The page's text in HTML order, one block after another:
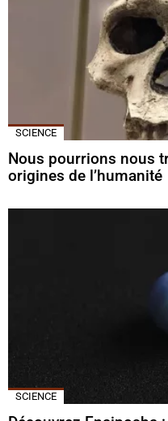
SCIENCE
Nous pourrions nous
origines de l’humanité
SCIENCE